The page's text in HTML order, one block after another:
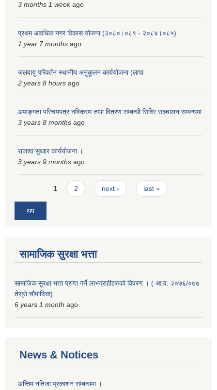
3 months 1 weekago
प्रथम आवधिक नगर विकास योजना (२०८०।०८१ - २०८४।०८५)
1 year 7 months ago
जलवायु परिवर्तन स्थानीय अनुकूलन कार्ययोजना (लापा
2 years 8 hours ago
अपाङ्गता परिचयपत्र नविकरण तथा वितरण सम्बन्धी सिविर सञ्चालन सम्बन्धमा
3 years 8 months ago
राजश्व सुधाार कार्ययोजना ।
3 years 9 months ago
Pages1 2 next › last »
थप
सामाजिक सुरक्षा भत्ता
सामाजिक सुरक्षा भत्ता प्राप्त गर्ने लाभग्राहीहरुको विवरण । ( आ.व. २०७६/०७७
तेस्रो चौमासिक)
6 years 1 month ago
News & Notices
अन्तिम नतिजा प्रकाशन सम्बन्धमा ।